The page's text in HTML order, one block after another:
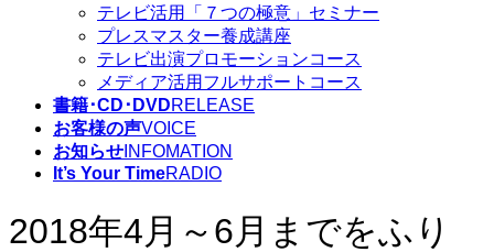
テレビ活用「７つの極意」セミナー
プレスマスター養成講座
テレビ出演プロモーションコース
メディア活用フルサポートコース
書籍･CD･DVDRELEASE
お客様の声VOICE
お知らせ INFOMATION
It’s Your TimeRADIO
2018年4月～6月までをふり